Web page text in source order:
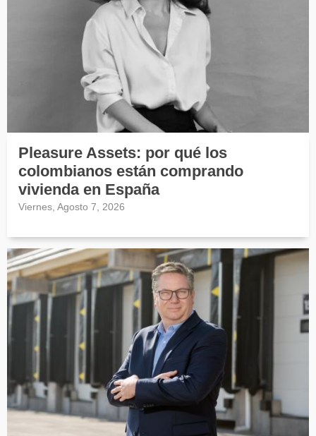
Pleasure Assets: por qué los
colombianos están comprando
vivienda en España
Viernes, Agosto 7, 2026